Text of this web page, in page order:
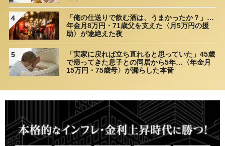
4
「俺の仕送りで飲む酒は、うまかったか？」…
年金月8万円・71歳父を支えた〈月5万円の援
助〉が途絶えた夜
5
「実家に戻れば立ち直れると思っていた」45歳
で帰ってきた息子との同居から5年…〈年金月
15万円・75歳母〉が漏らした本音